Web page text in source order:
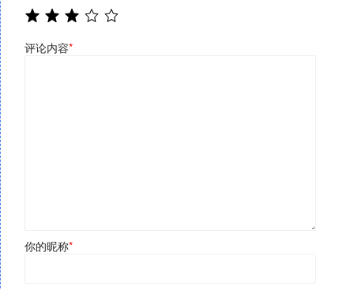
评论内容*
你的昵称*